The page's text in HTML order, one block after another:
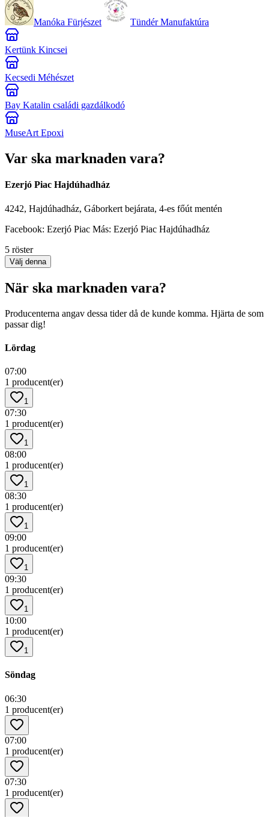
Manóka Fürjészet Tündér Manufaktúra
Kertünk Kincsei
Kecsedi Méhészet
Bay Katalin családi gazdálkodó
MuseArt Epoxi
Var ska marknaden vara?
Ezerjó Piac Hajdúhadház
4242, Hajdúhadház, Gáborkert bejárata, 4-es főút mentén
Facebook: Ezerjó Piac Más: Ezerjó Piac Hajdúhadház
5 röster
Välj denna
När ska marknaden vara?
Producenterna angav dessa tider då de kunde komma. Hjärta de som
passar dig!
Lördag
07:00
1 producent(er)
1
07:30
1 producent(er)
1
08:00
1 producent(er)
1
08:30
1 producent(er)
1
09:00
1 producent(er)
1
09:30
1 producent(er)
1
10:00
1 producent(er)
1
Söndag
06:30
1 producent(er)
07:00
1 producent(er)
07:30
1 producent(er)